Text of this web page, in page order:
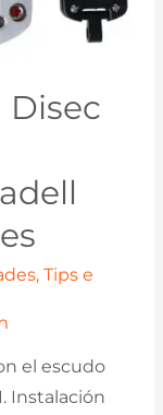
Tips e
el escudo
Instalación